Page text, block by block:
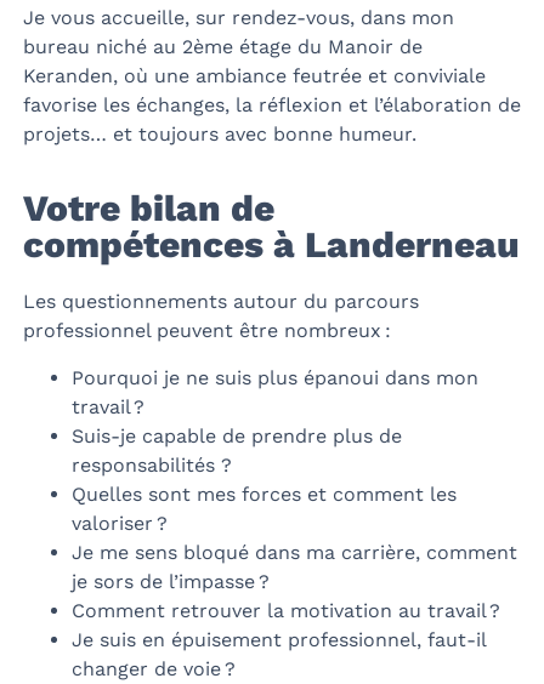
Je vous accueille, sur rendez-vous, dans mon
bureau niché au 2ème étage du Manoir de
Keranden, où une ambiance feutrée et conviviale
favorise les échanges, la réflexion et l’élaboration de
projets… et toujours avec bonne humeur.
Votre bilan de
compétences à Landerneau
Les questionnements autour du parcours
professionnel peuvent être nombreux :
Pourquoi je ne suis plus épanoui dans mon
travail ?
Suis-je capable de prendre plus de
responsabilités ?
Quelles sont mes forces et comment les
valoriser ?
Je me sens bloqué dans ma carrière, comment
je sors de l’impasse ?
Comment retrouver la motivation au travail ?
Je suis en épuisement professionnel, faut-il
changer de voie ?